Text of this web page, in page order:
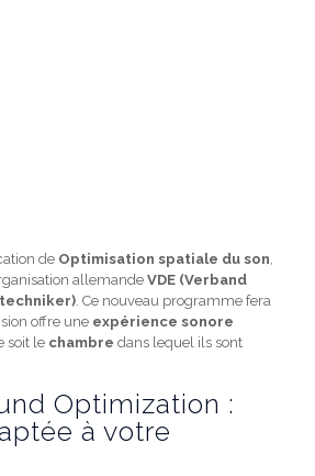
de Optimisation spatiale du son,
allemande VDE (Verband
. Ce nouveau programme fera
offre une expérience sonore
soit le chambre dans lequel ils sont
Optimization :
à votre